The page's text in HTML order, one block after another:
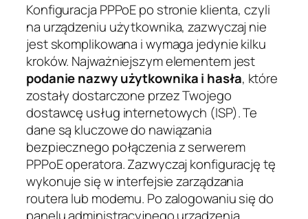
Konfiguracja PPPoE po stronie klienta, czyli
na urządzeniu użytkownika, zazwyczaj nie
jest skomplikowana i wymaga jedynie kilku
kroków. Najważniejszym elementem jest
podanie nazwy użytkownika i hasła, które
zostały dostarczone przez Twojego
dostawcę usług internetowych (ISP). Te
dane są kluczowe do nawiązania
bezpiecznego połączenia z serwerem
PPPoE operatora. Zazwyczaj konfigurację tę
wykonuje się w interfejsie zarządzania
routera lub modemu. Po zalogowaniu się do